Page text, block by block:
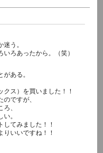
う。
ろあったから。（笑）
ある。
ス）を買いました！！
ですが、
、
。
してみました！！
りいいですね！！